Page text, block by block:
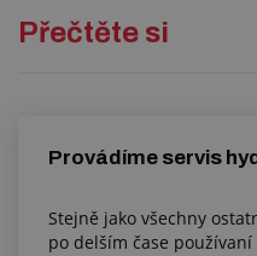
Přečtěte si
Provádíme servis
Stejně jako všechny
po delším čase